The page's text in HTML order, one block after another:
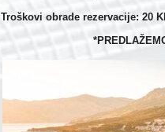
Troškovi obrade rezervacije: 20